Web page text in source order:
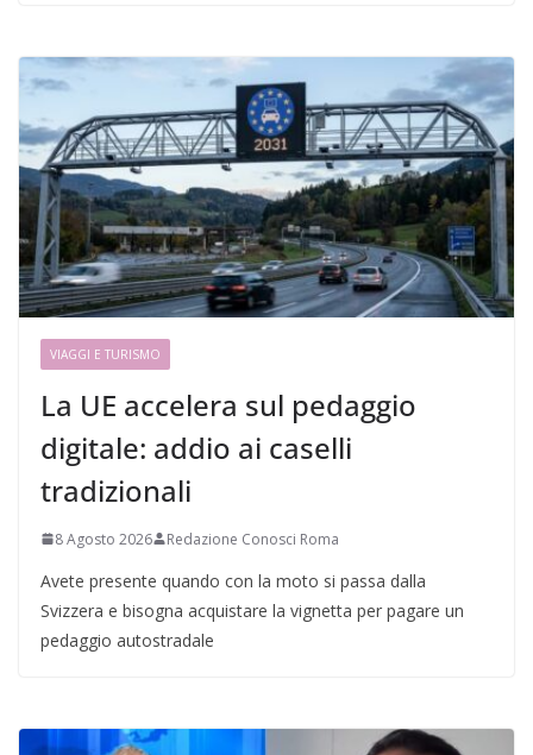
VIAGGI E TURISMO
La UE accelera sul pedaggio
digitale: addio ai caselli
tradizionali
8 Agosto 2026 Redazione Conosci Roma
Avete presente quando con la moto si passa dalla
Svizzera e bisogna acquistare la vignetta per pagare un
pedaggio autostradale